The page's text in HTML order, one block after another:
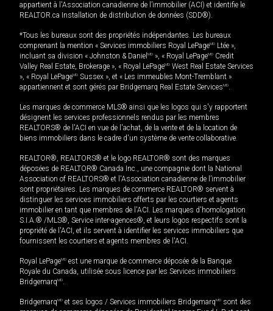
appartient à l'Association canadienne de l’immobilier (ACI) et identifie le
REALTOR.ca Installation de distribution de données (SDD®).
*Tous les bureaux sont des propriétés indépendantes. Les bureaux
comprenant la mention « Services immobiliers Royal LePageMD Ltée »,
incluant sa division « Johnston & Daniel MD », « Royal LePageMD Credit
Valley Real Estate, Brokerage », « Royal LePageMD West Real Estate Services
», « Royal LePageMD Sussex », et « Les immeubles Mont-Tremblant »
appartiennent et sont gérés par Bridgemarq Real Estate ServicesMD.
Les marques de commerce MLS® ainsi que les logos qui s'y rapportent
désignent les services professionnels rendus par les membres
REALTORS® de l'ACI en vue de l'achat, de la vente et de la location de
biens immobiliers dans le cadre d'un système de vente collaborative.
REALTOR®, REALTORS® et le logo REALTOR® sont des marques
déposées de REALTOR® Canada Inc., une compagnie dont la National
Association of REALTORS® et l'Association canadienne de l’immobilier
sont propriétaires. Les marques de commerce REALTOR® servent à
distinguer les services immobiliers offerts par les courtiers et agents
immobilier en tant que membres de l'ACI. Les marques d'homologation
S.I.A.® /MLS®, Service inter-agences®, et leurs logos respectifs sont la
propriété de l'ACI, et ils servent à identifier les services immobiliers que
fournissent les courtiers et agents membres de l'ACI.
Royal LePageMD est une marque de commerce déposée de la Banque
Royale du Canada, utilisée sous licence par les Services immobiliers
BridgemarqMD.
BridgemarqMD et ses logos / Services immobiliers BridgemarqMD sont des